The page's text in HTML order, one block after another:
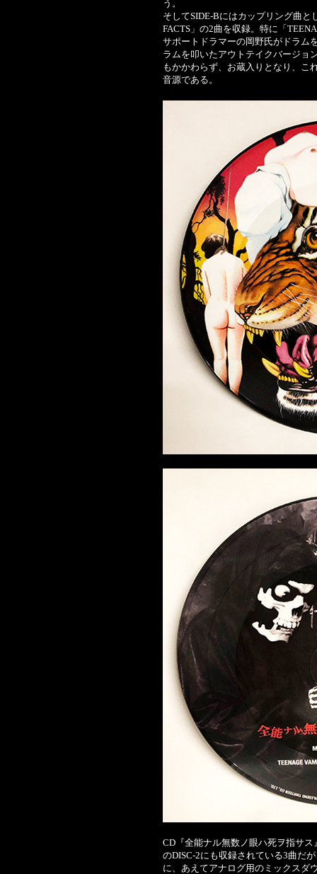
う。
そしてSIDE-Bにはカップリング曲と
FACTS」の2曲を収録。特に「
サポートドラマーの岡野氏がドラム
ラムを叩いたアウトテイクバージョ
もかかわらず、お蔵入りとなり、こ
音源である。
CD『全能ナル無数ノ眼ハ死ヲ指サス
のDISC-2にも収録されている3曲だ
に、あえてアナログ用のミックスダ